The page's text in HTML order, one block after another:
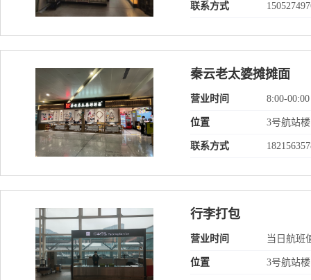
联系方式
秦云老太婆摊摊面
营业时间 8:00-00:00
位置 3号航站
联系方式
行李打包
营业时间 当日航班
位置 3号航站